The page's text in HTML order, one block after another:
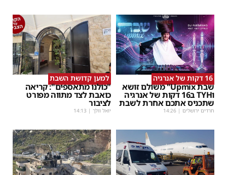
16 דקות של אנרגיה
שבת Upmix" משולם זושא
וTYH ב16 דקות של אנרגיה
שתכניס אתכם אחרת לשבת
חרדים ירושלים |
14:26
למען קדושת השבת
"כולנו מתאספים": קריאה
כואבת לצד מתווה מפורט
לציבור
יואל וולך |
14:13